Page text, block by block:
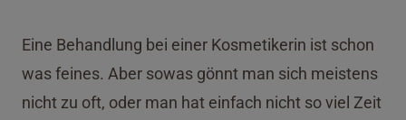
Eine Behandlung bei einer Kosmetikerin ist schon
was feines. Aber sowas gönnt man sich meistens
nicht zu oft, oder man hat einfach nicht so viel Zeit